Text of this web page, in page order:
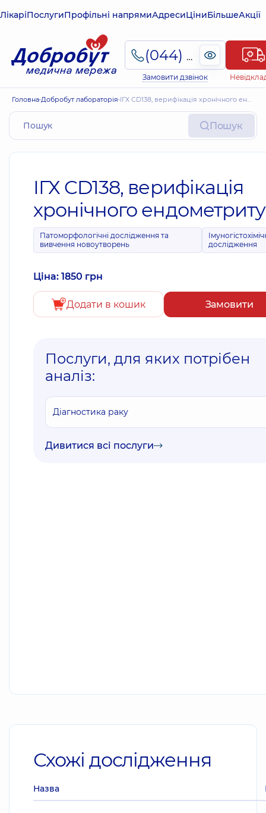
ЛікаріПослугиПрофільні напрямиАдресиЦіниБільшеАкції
(044) 495-2-888
Замовити дзвінок
Головна Добробут лабораторія ІГХ CD138, верифікація хронічного ендометриту
Пошук
ІГХ CD138, верифікація
хронічного ендометриту
Патоморфологічні дослідження та
вивчення новоутворень
дослідження
Ціна: 1850 грн
Додати в кошик Замовити
Послуги, для яких потрібен
аналіз:
Діагностика раку
Дивитися всі послуги
Схожі дослідження
Назва